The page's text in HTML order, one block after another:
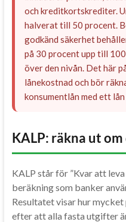
och kreditkortskrediter.
halverat till 50 procent.
godkänd säkerhet
på 30 procent upp till
över den nivån. Det här
lånekostnad och bör
konsumentlån med ett
KALP: räkna ut
KALP står för ”Kvar att
beräkning som banker
Resultatet visar hur mycket
efter att alla fasta utgifter